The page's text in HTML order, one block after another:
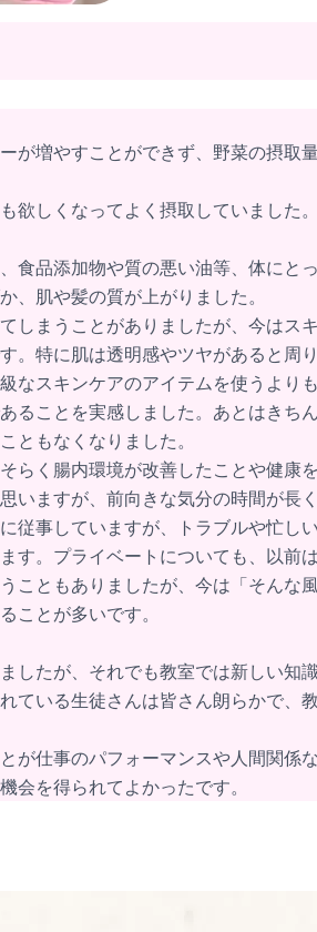
が増やすことができず、野菜の摂取
欲しくなってよく摂取していました。
食品添加物や質の悪い油等、体にと
、肌や髪の質が上がりました。
しまうことがありましたが、今はス
。特に肌は透明感やツヤがあると周
なスキンケアのアイテムを使うより
ることを実感しました。あとはきち
ともなくなりました。
らく腸内環境が改善したことや健康
いますが、前向きな気分の時間が長
従事していますが、トラブルや忙し
す。プライベートについても、以前
こともありましたが、今は「そんな
ことが多いです。
したが、それでも教室では新しい知
ている生徒さんは皆さん朗らかで、
が仕事のパフォーマンスや人間関係
会を得られてよかったです。